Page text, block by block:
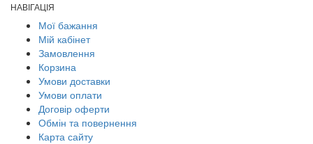
НАВІГАЦІЯ
Мої бажання
Мій кабінет
Замовлення
Корзина
Умови доставки
Умови оплати
Договір оферти
Обмін та повернення
Карта сайту